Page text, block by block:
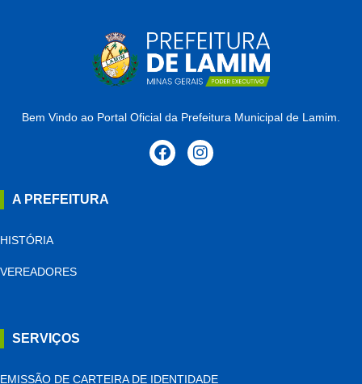
Bem Vindo ao Portal Oficial da Prefeitura Municipal de Lamim.
A PREFEITURA
HISTÓRIA
VEREADORES
SERVIÇOS
EMISSÃO DE CARTEIRA DE IDENTIDADE